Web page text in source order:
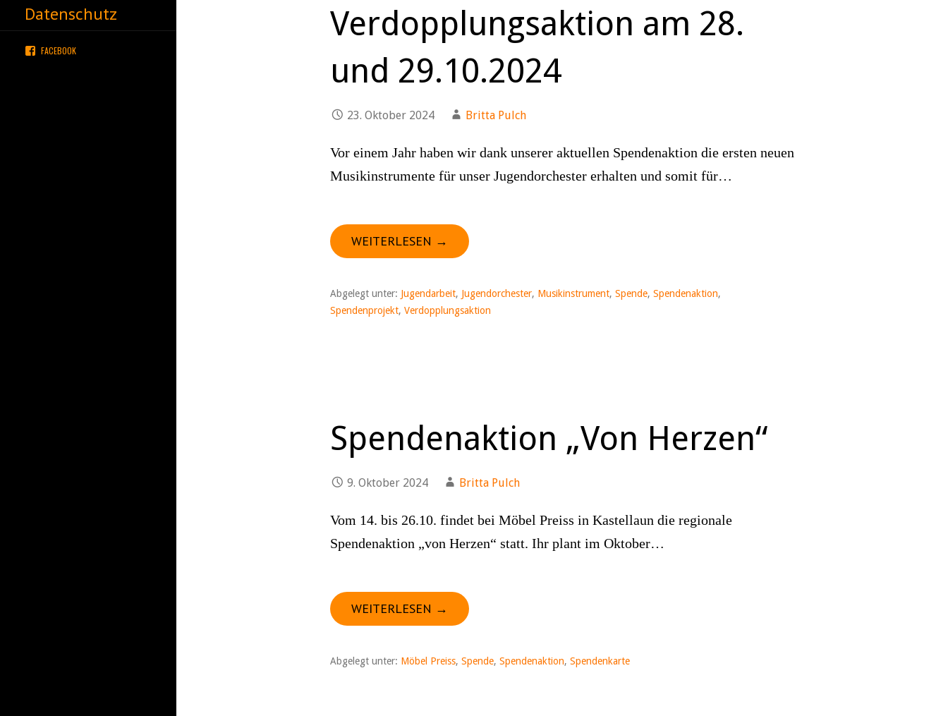
Datenschutz
FACEBOOK
Verdopplungsaktion am 28.
und 29.10.2024
23. Oktober 2024 Britta Pulch
Vor einem Jahr haben wir dank unserer aktuellen Spendenaktion die ersten neuen
Musikinstrumente für unser Jugendorchester erhalten und somit für…
WEITERLESEN →
Abgelegt unter: Jugendarbeit, Jugendorchester, Musikinstrument, Spende, Spendenaktion,
Spendenprojekt, Verdopplungsaktion
Spendenaktion „Von Herzen“
9. Oktober 2024 Britta Pulch
Vom 14. bis 26.10. findet bei Möbel Preiss in Kastellaun die regionale
Spendenaktion „von Herzen“ statt. Ihr plant im Oktober…
WEITERLESEN →
Abgelegt unter: Möbel Preiss, Spende, Spendenaktion, Spendenkarte